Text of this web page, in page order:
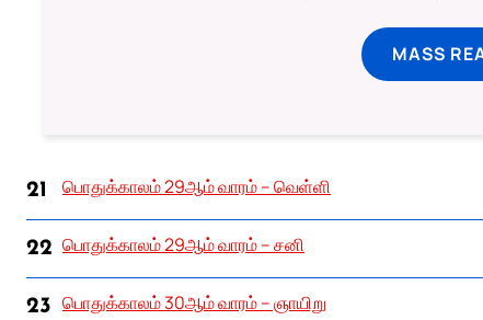
MASS
21 பொதுக்காலம் 29ஆம் வாரம் – வெள்ளி
22 பொதுக்காலம் 29ஆம் வாரம் – சனி
23 பொதுக்காலம் 30ஆம் வாரம் – ஞாயிறு